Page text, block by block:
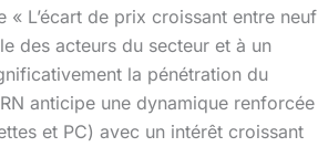
L’écart de prix croissant entre neuf
des acteurs du secteur et à un
la pénétration du
anticipe une dynamique renforcée
et PC) avec un intérêt croissant